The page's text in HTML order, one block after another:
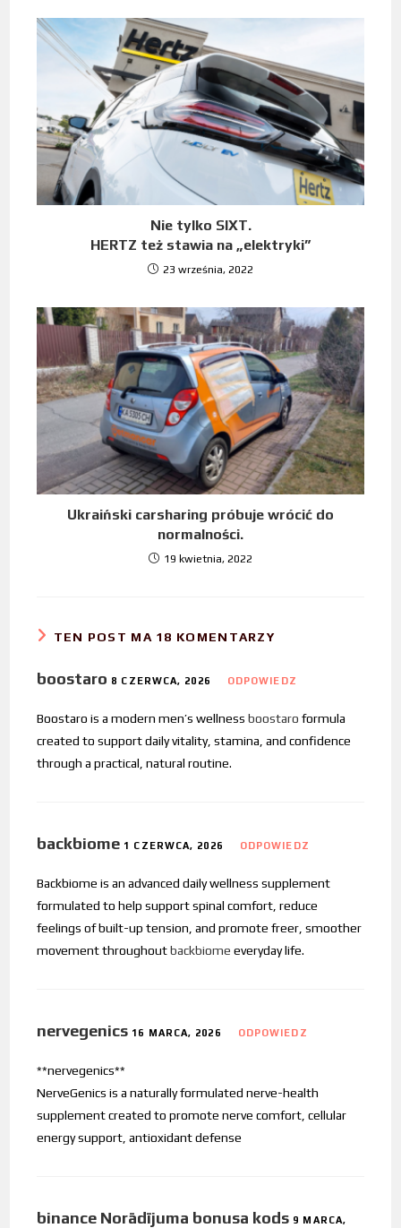
Nie tylko SIXT.
HERTZ też stawia na „elektryki”
23 września, 2022
Ukraiński carsharing próbuje wrócić do
normalności.
19 kwietnia, 2022
TEN POST MA 18 KOMENTARZY
boostaro 8 CZERWCA, 2026 ODPOWIEDZ
Boostaro is a modern men’s wellnessboostaro formula
created to support daily vitality, stamina, and confidence
through a practical, natural routine.
backbiome 1 CZERWCA, 2026 ODPOWIEDZ
Backbiome is an advanced daily wellness supplement
formulated to help support spinal comfort, reduce
feelings of built-up tension, and promote freer, smoother
movement throughoutbackbiome everyday life.
nervegenics 16 MARCA, 2026 ODPOWIEDZ
**nervegenics**
NerveGenics is a naturally formulated nerve-health
supplement created to promote nerve comfort, cellular
energy support, antioxidant defense
binance Norādījuma bonusa kods 9 MARCA,